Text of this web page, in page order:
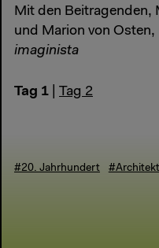
Mit den Beitragenden,
und Marion von
imaginista
Tag 1 Tag 2
#20. Jahrhundert